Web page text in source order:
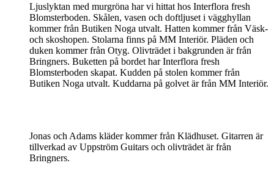
Ljuslyktan med murgröna har vi hittat hos Interflora fresh
Blomsterboden. Skålen, vasen och doftljuset i vägghyllan
kommer från Butiken Noga utvalt. Hatten kommer från Väsk-
och skoshopen. Stolarna finns på MM Interiör. Pläden och
duken kommer från Otyg. Olivträdet i bakgrunden är från
Bringners. Buketten på bordet har Interflora fresh
Blomsterboden skapat. Kudden på stolen kommer från
Butiken Noga utvalt. Kuddarna på golvet är från MM Interiör.
Jonas och Adams kläder kommer från Klädhuset. Gitarren är
tillverkad av Uppström Guitars och olivträdet är från
Bringners.